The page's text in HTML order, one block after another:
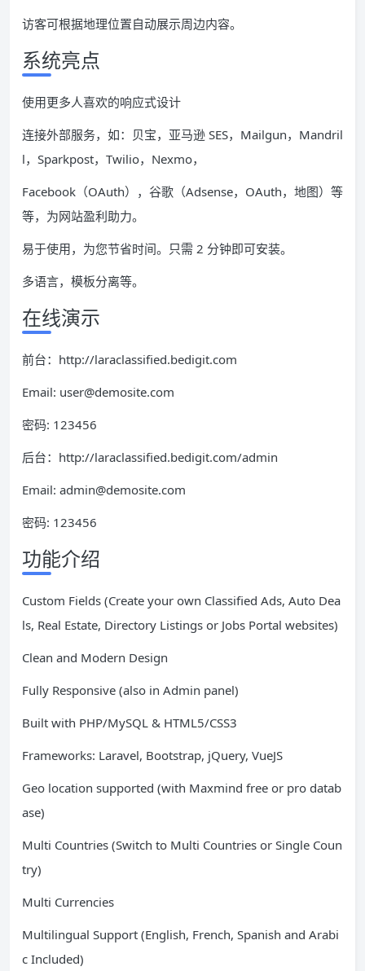
访客可根据地理位置自动展示周边内容。
系统亮点
使用更多人喜欢的响应式设计
连接外部服务，如：贝宝，亚马逊 SES，Mailgun，Mandril
l，Sparkpost，Twilio，Nexmo，
Facebook（OAuth），谷歌（Adsense，OAuth，地图）等
等，为网站盈利助力。
易于使用，为您节省时间。只需 2 分钟即可安装。
多语言，模板分离等。
在线演示
前台：http://laraclassified.bedigit.com
Email: user@demosite.com
密码: 123456
后台：http://laraclassified.bedigit.com/admin
Email: admin@demosite.com
密码: 123456
功能介绍
Custom Fields (Create your own Classified Ads, Auto Dea
ls, Real Estate, Directory Listings or Jobs Portal websites)
Clean and Modern Design
Fully Responsive (also in Admin panel)
Built with PHP/MySQL & HTML5/CSS3
Frameworks: Laravel, Bootstrap, jQuery, VueJS
Geo location supported (with Maxmind free or pro datab
ase)
Multi Countries (Switch to Multi Countries or Single Coun
try)
Multi Currencies
Multilingual Support (English, French, Spanish and Arabi
c Included)